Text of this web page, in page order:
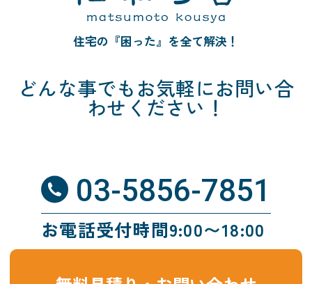
住宅の『困った』を全て解決！
どんな事でも お気軽にお問い合
わせください！
03-5856-7851
お電話受付時間9:00〜18:00